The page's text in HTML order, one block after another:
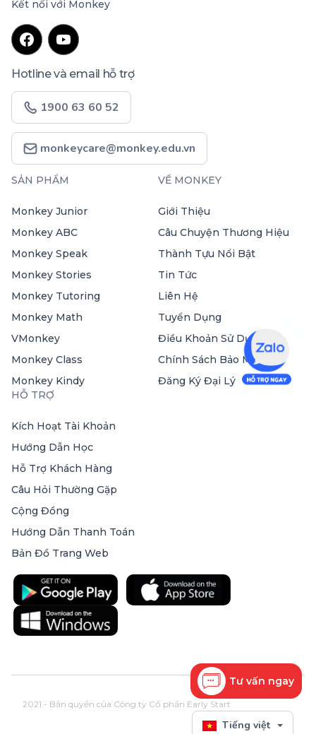
Tư vấn ngay
Kết nối với Monkey
Hotline và email hỗ trợ
1900 63 60 52
monkeycare@monkey.edu.vn
SẢN PHẨM
Monkey Junior
Monkey ABC
Monkey Speak
Monkey Stories
Monkey Tutoring
Monkey Math
VMonkey
Monkey Class
Monkey Kindy
VỀ MONKEY
Giới Thiệu
Câu Chuyện Thương Hiệu
Thành Tựu Nổi Bật
Tin Tức
Liên Hệ
Tuyển Dụng
Điều Khoản Sử Dụng
Chính Sách Bảo Mật
Đăng Ký Đại Lý
HỖ TRỢ
Kích Hoạt Tài Khoản
Hướng Dẫn Học
Hỗ Trợ Khách Hàng
Câu Hỏi Thường Gặp
Cộng Đồng
Hướng Dẫn Thanh Toán
Bản Đồ Trang Web
2021 - Bản quyền của Công ty Cổ phần Early Start
Tiếng việt